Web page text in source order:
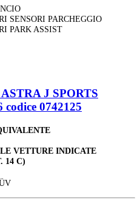
SENSORI PARCHEGGIO
PARK ASSIST
J SPORTS
0742125
VETTURE INDICATE
14 C)